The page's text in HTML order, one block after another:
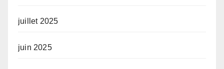
juillet 2025
juin 2025